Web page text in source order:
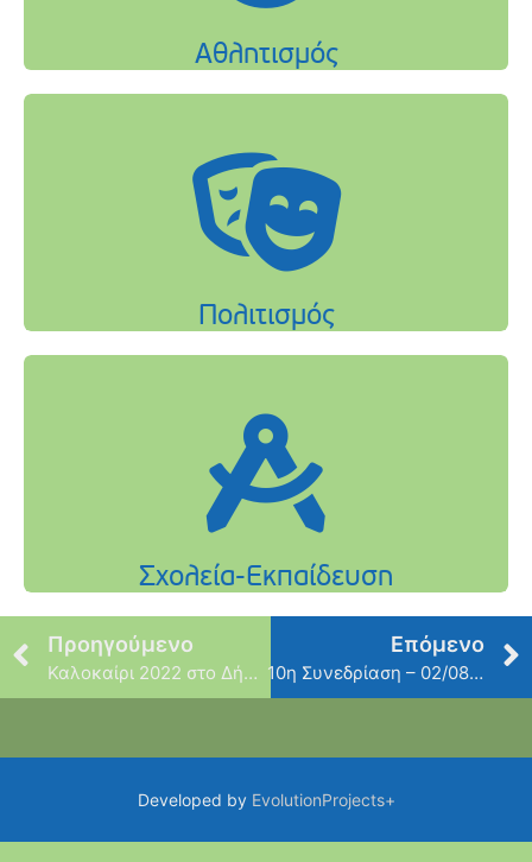
Προηγούμενο
Καλοκαίρι 2022 στο Δήμο Φιλοθέης- Ψυχικού: Πολιτιστικές Εκδηλώσεις για μικρούς και μεγάλους!
Επόμενο
10η Συνεδρίαση – 02/08/2022
Developed by EvolutionProjects+